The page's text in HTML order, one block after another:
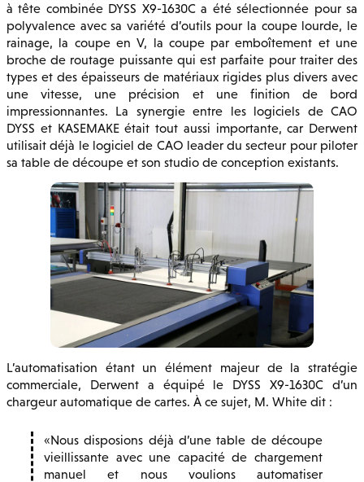
à tête combinée DYSS X9-1630C a été sélectionnée pour sa
polyvalence avec sa variété d’outils pour la coupe lourde, le
rainage, la coupe en V, la coupe par emboîtement et une
broche de routage puissante qui est parfaite pour traiter des
types et des épaisseurs de matériaux rigides plus divers avec
une vitesse, une précision et une finition de bord
impressionnantes. La synergie entre les logiciels de CAO
DYSS et KASEMAKE était tout aussi importante, car Derwent
utilisait déjà le logiciel de CAO leader du secteur pour piloter
sa table de découpe et son studio de conception existants.
L’automatisation étant un élément majeur de la stratégie
commerciale, Derwent a équipé le DYSS X9-1630C d’un
chargeur automatique de cartes. À ce sujet, M. White dit :
Nous disposions déjà d’une table de découpe
vieillissante avec une capacité de chargement
manuel et nous voulions automatiser